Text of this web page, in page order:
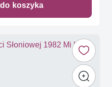
koszyka